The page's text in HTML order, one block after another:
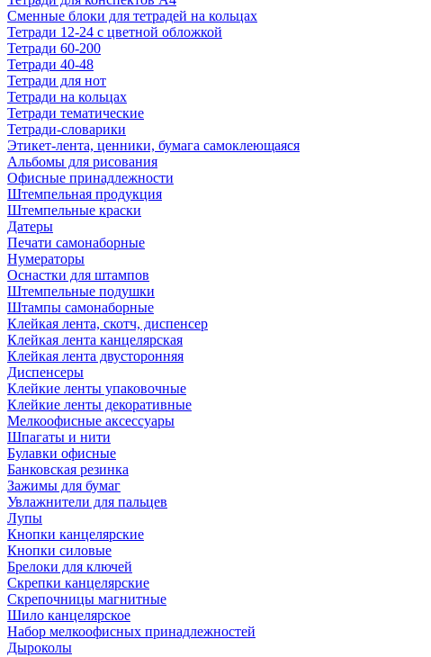
Сменные блоки для тетрадей на кольцах
Тетради 12-24 с цветной обложкой
Тетради 60-200
Тетради 40-48
Тетради для нот
Тетради на кольцах
Тетради тематические
Тетради-словарики
Этикет-лента, ценники, бумага самоклеющаяся
Альбомы для рисования
Офисные принадлежности
Штемпельная продукция
Штемпельные краски
Датеры
Печати самонаборные
Нумераторы
Оснастки для штампов
Штемпельные подушки
Штампы самонаборные
Клейкая лента, скотч, диспенсер
Клейкая лента канцелярская
Клейкая лента двусторонняя
Диспенсеры
Клейкие ленты упаковочные
Клейкие ленты декоративные
Мелкоофисные аксессуары
Шпагаты и нити
Булавки офисные
Банковская резинка
Зажимы для бумаг
Увлажнители для пальцев
Лупы
Кнопки канцелярские
Кнопки силовые
Брелоки для ключей
Скрепки канцелярские
Скрепочницы магнитные
Шило канцелярское
Набор мелкоофисных принадлежностей
Дыроколы